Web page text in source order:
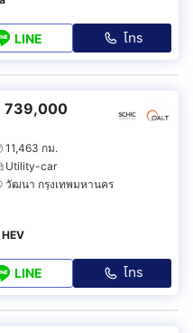
LINE โทร
739,000
11,463 กม.
Utility-car
วัฒนา กรุงเทพมหานคร
LINE โทร